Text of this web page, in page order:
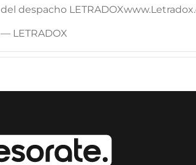
del despacho
— LETRADOX